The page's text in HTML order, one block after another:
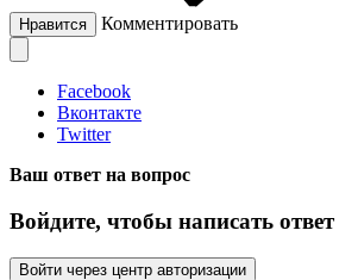
Нравится Комментировать
Facebook
Вконтакте
Twitter
Ваш ответ на вопрос
Войдите, чтобы написать ответ
Войти через центр авторизации